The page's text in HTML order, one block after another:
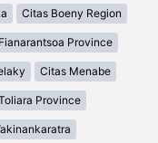
Citas Boeny Region
Province
Citas Menabe
Province